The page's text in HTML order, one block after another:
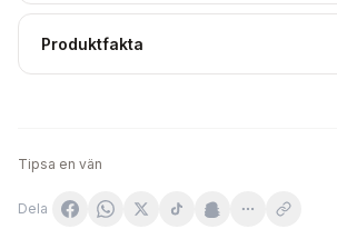
Produktfakta
Tipsa en vän
Dela